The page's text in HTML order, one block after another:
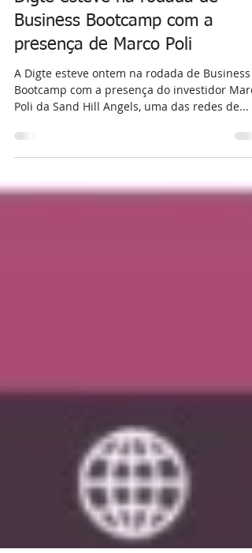
Digte
Digte esteve na rodada de
Business Bootcamp com a
presença de Marco Poli
A Digte esteve ontem na rodada de Business
Bootcamp com a presença do investidor